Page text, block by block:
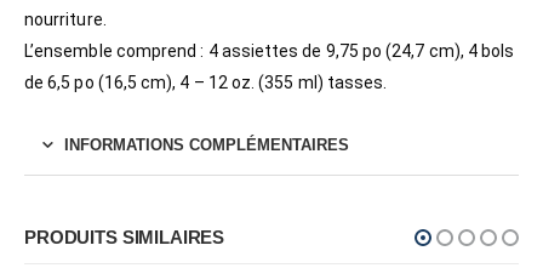
nourriture.
L’ensemble comprend : 4 assiettes de 9,75 po (24,7 cm), 4 bols
de 6,5 po (16,5 cm), 4 – 12 oz. (355 ml) tasses.
INFORMATIONS COMPLÉMENTAIRES
PRODUITS SIMILAIRES